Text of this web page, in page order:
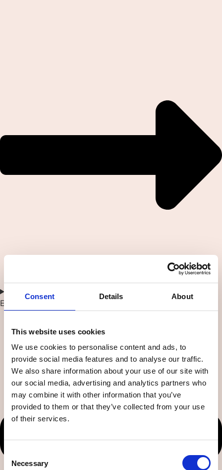
Consent Details About
This website uses cookies
We use cookies to personalise content and ads, to
provide social media features and to analyse our traffic.
We also share information about your use of our site with
our social media, advertising and analytics partners who
may combine it with other information that you’ve
provided to them or that they’ve collected from your use
of their services.
Consent
Selection
Necessary
En behandling til forskellige hud- og hårtyper